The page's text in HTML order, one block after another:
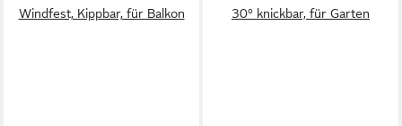
Windfest, Kippbar, für Balkon
30° knickbar, für Garten